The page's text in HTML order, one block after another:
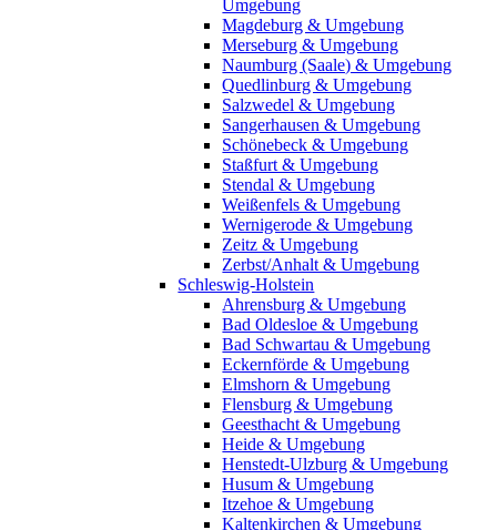
Umgebung
Magdeburg & Umgebung
Merseburg & Umgebung
Naumburg (Saale) & Umgebung
Quedlinburg & Umgebung
Salzwedel & Umgebung
Sangerhausen & Umgebung
Schönebeck & Umgebung
Staßfurt & Umgebung
Stendal & Umgebung
Weißenfels & Umgebung
Wernigerode & Umgebung
Zeitz & Umgebung
Zerbst/Anhalt & Umgebung
Schleswig-Holstein
Ahrensburg & Umgebung
Bad Oldesloe & Umgebung
Bad Schwartau & Umgebung
Eckernförde & Umgebung
Elmshorn & Umgebung
Flensburg & Umgebung
Geesthacht & Umgebung
Heide & Umgebung
Henstedt-Ulzburg & Umgebung
Husum & Umgebung
Itzehoe & Umgebung
Kaltenkirchen & Umgebung